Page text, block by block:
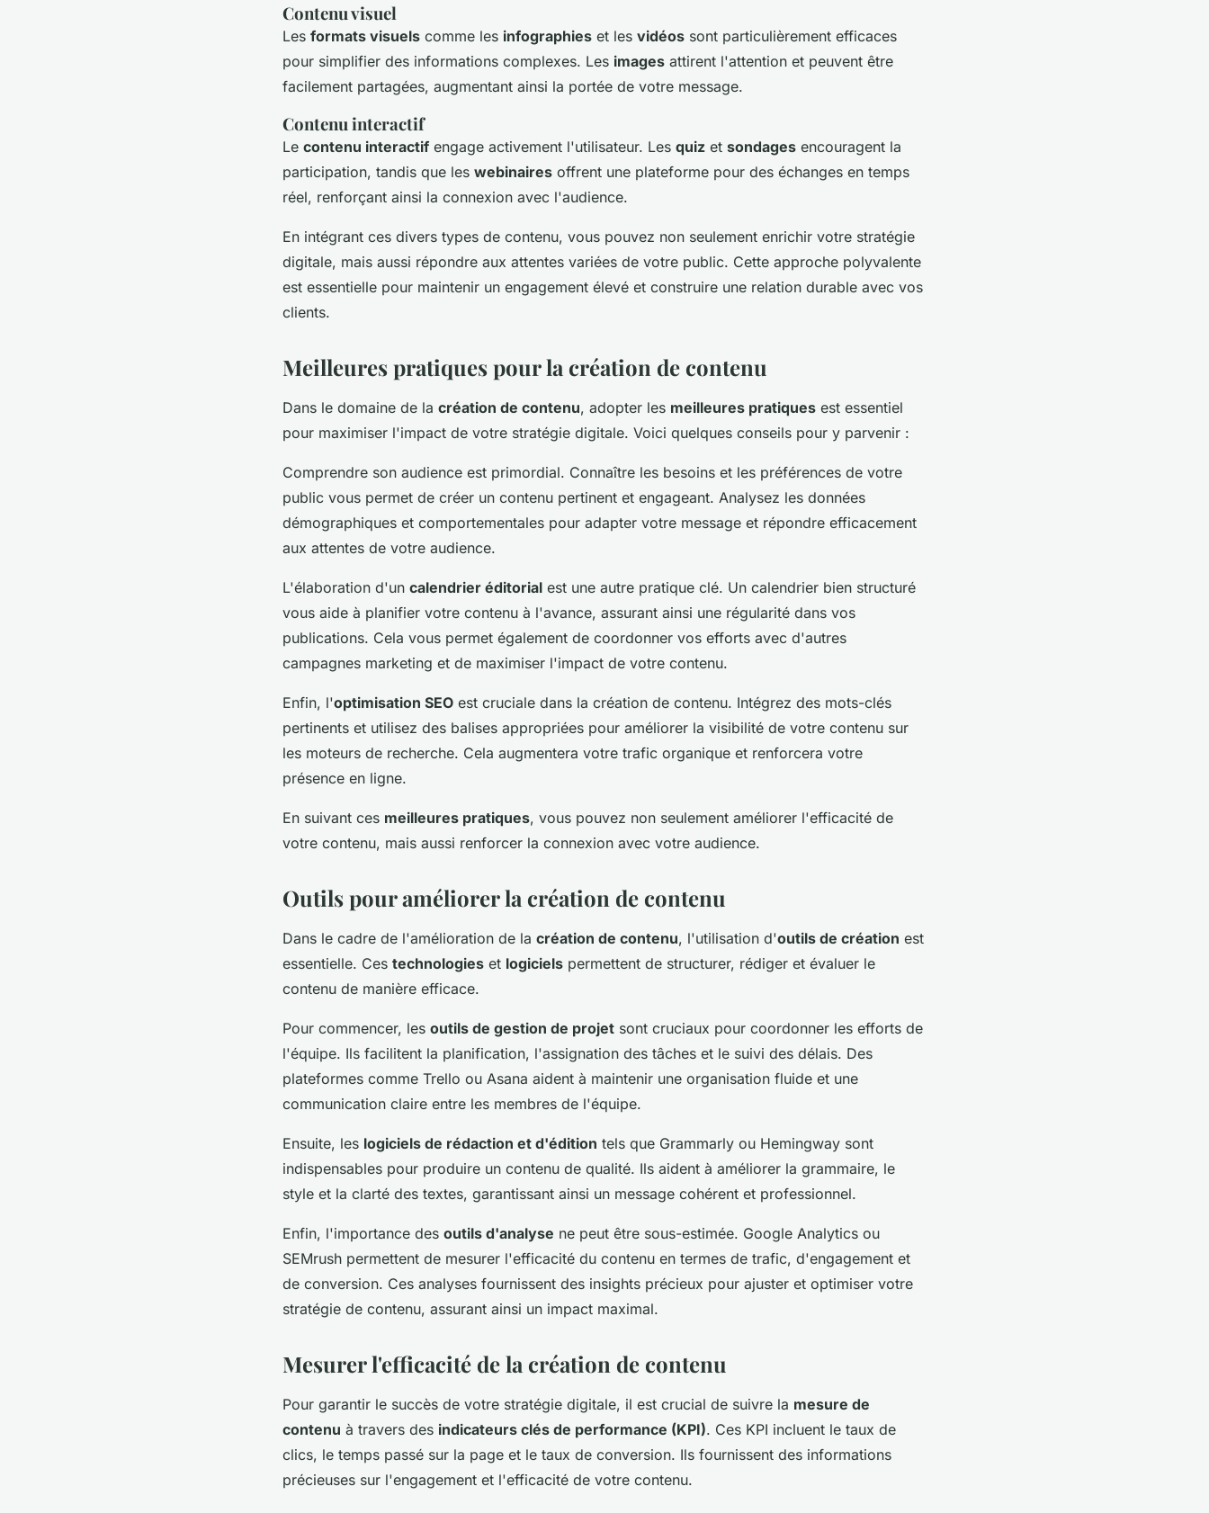
Contenu visuel
Les formats visuels comme les infographies et les vidéos sont particulièrement efficaces
pour simplifier des informations complexes. Les images attirent l'attention et peuvent être
facilement partagées, augmentant ainsi la portée de votre message.
Contenu interactif
Le contenu interactif engage activement l'utilisateur. Les quiz et sondages encouragent la
participation, tandis que les webinaires offrent une plateforme pour des échanges en temps
réel, renforçant ainsi la connexion avec l'audience.
En intégrant ces divers types de contenu, vous pouvez non seulement enrichir votre stratégie
digitale, mais aussi répondre aux attentes variées de votre public. Cette approche polyvalente
est essentielle pour maintenir un engagement élevé et construire une relation durable avec vos
clients.
Meilleures pratiques pour la création de contenu
Dans le domaine de la création de contenu, adopter les meilleures pratiques est essentiel
pour maximiser l'impact de votre stratégie digitale. Voici quelques conseils pour y parvenir :
Comprendre son audience est primordial. Connaître les besoins et les préférences de votre
public vous permet de créer un contenu pertinent et engageant. Analysez les données
démographiques et comportementales pour adapter votre message et répondre efficacement
aux attentes de votre audience.
L'élaboration d'un calendrier éditorial est une autre pratique clé. Un calendrier bien structuré
vous aide à planifier votre contenu à l'avance, assurant ainsi une régularité dans vos
publications. Cela vous permet également de coordonner vos efforts avec d'autres
campagnes marketing et de maximiser l'impact de votre contenu.
Enfin, l'optimisation SEO est cruciale dans la création de contenu. Intégrez des mots-clés
pertinents et utilisez des balises appropriées pour améliorer la visibilité de votre contenu sur
les moteurs de recherche. Cela augmentera votre trafic organique et renforcera votre
présence en ligne.
En suivant ces meilleures pratiques, vous pouvez non seulement améliorer l'efficacité de
votre contenu, mais aussi renforcer la connexion avec votre audience.
Outils pour améliorer la création de contenu
Dans le cadre de l'amélioration de la création de contenu, l'utilisation d'outils de création est
essentielle. Ces technologies et logiciels permettent de structurer, rédiger et évaluer le
contenu de manière efficace.
Pour commencer, les outils de gestion de projet sont cruciaux pour coordonner les efforts de
l'équipe. Ils facilitent la planification, l'assignation des tâches et le suivi des délais. Des
plateformes comme Trello ou Asana aident à maintenir une organisation fluide et une
communication claire entre les membres de l'équipe.
Ensuite, les logiciels de rédaction et d'édition tels que Grammarly ou Hemingway sont
indispensables pour produire un contenu de qualité. Ils aident à améliorer la grammaire, le
style et la clarté des textes, garantissant ainsi un message cohérent et professionnel.
Enfin, l'importance des outils d'analyse ne peut être sous-estimée. Google Analytics ou
SEMrush permettent de mesurer l'efficacité du contenu en termes de trafic, d'engagement et
de conversion. Ces analyses fournissent des insights précieux pour ajuster et optimiser votre
stratégie de contenu, assurant ainsi un impact maximal.
Mesurer l'efficacité de la création de contenu
Pour garantir le succès de votre stratégie digitale, il est crucial de suivre la mesure de
contenu à travers des indicateurs clés de performance (KPI). Ces KPI incluent le taux de
clics, le temps passé sur la page et le taux de conversion. Ils fournissent des informations
précieuses sur l'engagement et l'efficacité de votre contenu.